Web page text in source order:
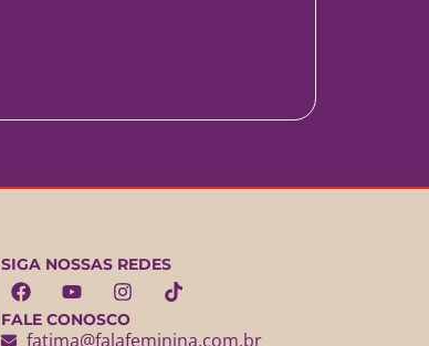
SIGA NOSSAS REDES
FALE CONOSCO
fatima@falafeminina.com.br